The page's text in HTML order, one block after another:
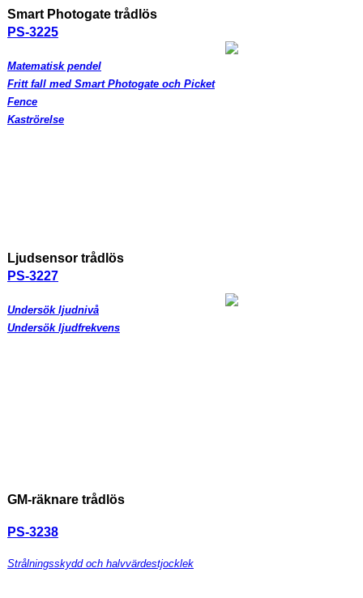
Smart Photogate trådlös
PS-3225
Matematisk pendel
Fritt fall med Smart Photogate och Picket
Fence
Kaströrelse
Ljudsensor trådlös
PS-3227
Undersök ljudnivå
Undersök ljudfrekvens
GM-räknare trådlös
PS-3238
Strålningsskydd och halvvärdestjocklek